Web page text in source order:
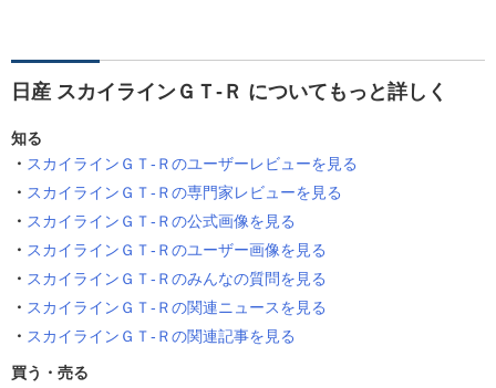
日産 スカイラインＧＴ‐Ｒ についてもっと詳しく
知る
スカイラインＧＴ‐Ｒのユーザーレビューを見る
スカイラインＧＴ‐Ｒの専門家レビューを見る
スカイラインＧＴ‐Ｒの公式画像を見る
スカイラインＧＴ‐Ｒのユーザー画像を見る
スカイラインＧＴ‐Ｒのみんなの質問を見る
スカイラインＧＴ‐Ｒの関連ニュースを見る
スカイラインＧＴ‐Ｒの関連記事を見る
買う・売る